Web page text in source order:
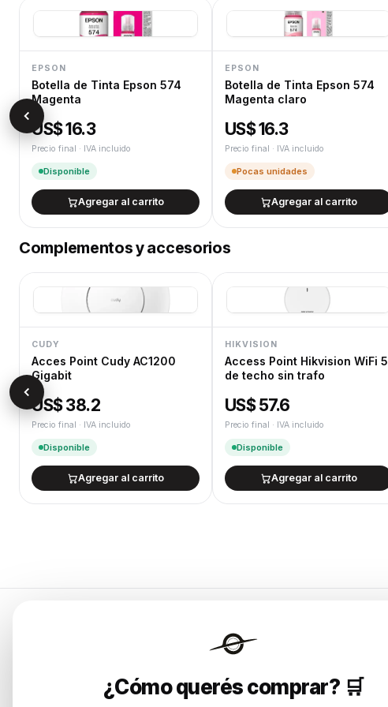
EPSON
Botella de Tinta Epson 574
Magenta
US$ 16.3
Precio final · IVA incluido
Disponible
Agregar al carrito
EPSON
Botella de Tinta Epson 574
Magenta claro
US$ 16.3
Precio final · IVA incluido
Pocas unidades
Agregar al carrito
Complementos y accesorios
CUDY
Acces Point Cudy AC1200
Gigabit
US$ 38.2
Precio final · IVA incluido
Disponible
Agregar al carrito
HIKVISION
Access Point Hikvision WiFi 5
de techo sin trafo
US$ 57.6
Precio final · IVA incluido
Disponible
Agregar al carrito
¿Cómo querés comprar? 🛒
Soluciones de tecnología para
empresas, revendedores y personas.
Notebooks
Computadoras y PCs